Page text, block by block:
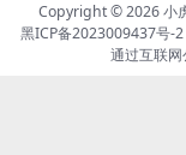
Copyright © 2026小
黑ICP备2023009437号-2
通过互联